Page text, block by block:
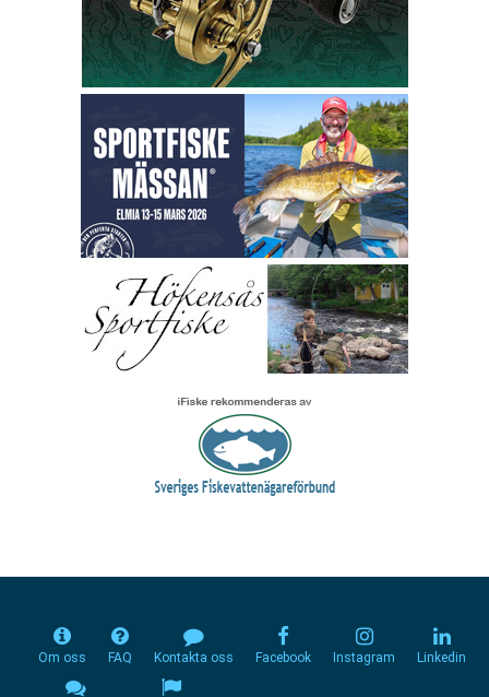
Om oss FAQ Kontakta oss Facebook Instagram Linkedin